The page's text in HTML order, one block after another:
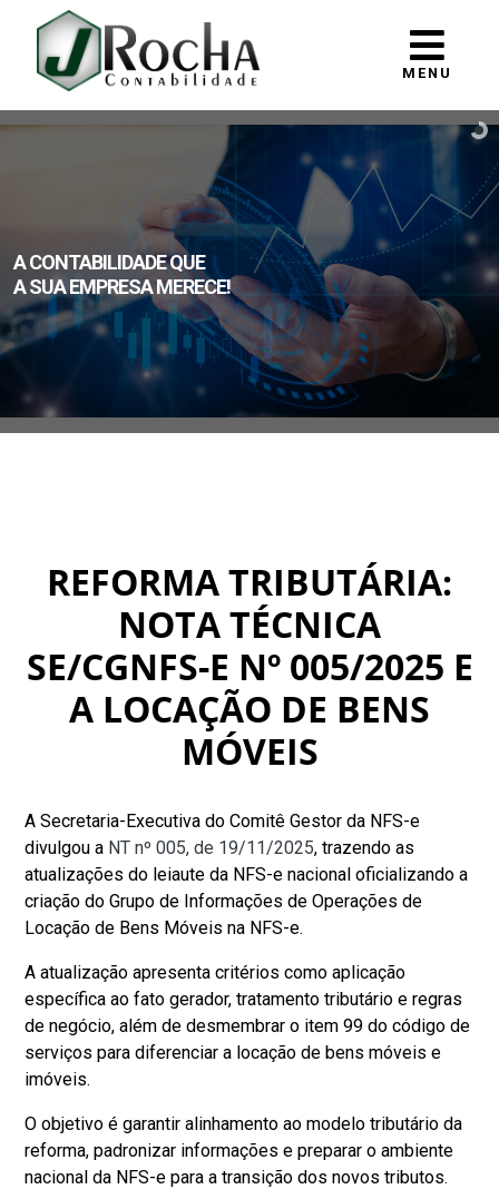
MENU
A CONTABILIDADE QUE
A SUA EMPRESA MERECE!
REFORMA TRIBUTÁRIA:
NOTA TÉCNICA
SE/CGNFS-E Nº 005/2025 E
A LOCAÇÃO DE BENS
MÓVEIS
A Secretaria-Executiva do Comitê Gestor da NFS-e
divulgou a NT nº 005, de 19/11/2025, trazendo as
atualizações do leiaute da NFS-e nacional oficializando a
criação do Grupo de Informações de Operações de
Locação de Bens Móveis na NFS-e.
A atualização apresenta critérios como aplicação
específica ao fato gerador, tratamento tributário e regras
de negócio, além de desmembrar o item 99 do código de
serviços para diferenciar a locação de bens móveis e
imóveis.
O objetivo é garantir alinhamento ao modelo tributário da
reforma, padronizar informações e preparar o ambiente
nacional da NFS-e para a transição dos novos tributos.